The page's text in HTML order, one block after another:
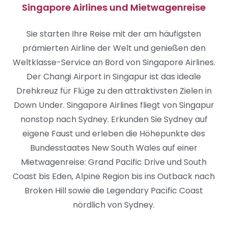
Singapore Airlines und Mietwagenreise
Sie starten Ihre Reise mit der am häufigsten
prämierten Airline der Welt und genießen den
Weltklasse-Service an Bord von Singapore Airlines.
Der Changi Airport in Singapur ist das ideale
Drehkreuz für Flüge zu den attraktivsten Zielen in
Down Under. Singapore Airlines fliegt von Singapur
nonstop nach Sydney. Erkunden Sie Sydney auf
eigene Faust und erleben die Höhepunkte des
Bundesstaates New South Wales auf einer
Mietwagenreise: Grand Pacific Drive und South
Coast bis Eden, Alpine Region bis ins Outback nach
Broken Hill sowie die Legendary Pacific Coast
nördlich von Sydney.